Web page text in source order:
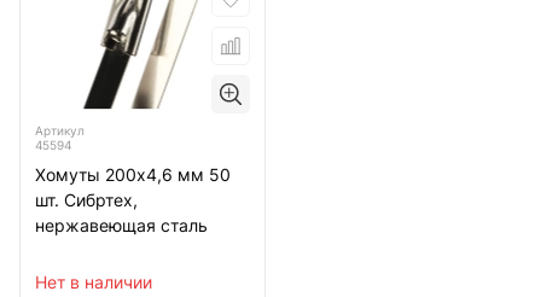
Артикул
45594
Хомуты 200х4,6 мм 50
шт. Сибртех,
нержавеющая сталь
Нет в наличии